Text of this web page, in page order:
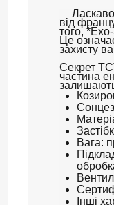
від
того,
Це
захисту
Секрет
частина
Вага:
Інші